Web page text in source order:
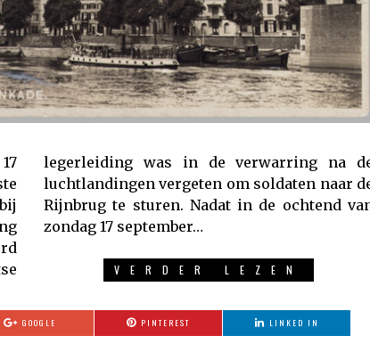
zondag 17 september…
VERDER LEZEN
GOOGLE PINTEREST LINKED IN